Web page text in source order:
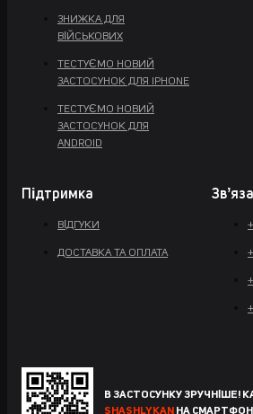
ЗНИЖКА ДЛЯ
ВІЙСЬКОВИХ
ТЕСТУЄМО НОВИЙ
ЗАСТОСУНОК ДЛЯ IPHONE
ТЕСТУЄМО НОВИЙ
ЗАСТОСУНОК ДЛЯ
ANDROID
Підтримка
ВІДГУКИ
ДОСТАВКА ТА ОПЛАТА
В ЗАСТОСУНКУ ЗРУЧНІШЕ!
SHASHLYKAN НА СМАРТФОН